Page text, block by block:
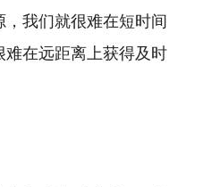
我们就很难在短时间
在远距离上获得及时